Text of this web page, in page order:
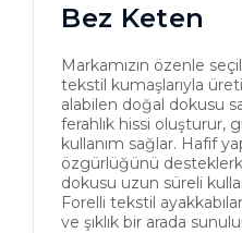
Bez Keten
Markamızın özenle
tekstil kumaşlarıyla
alabilen doğal dokusu
ferahlık hissi oluşturur,
kullanım sağlar. Hafif
özgürlüğünü
dokusu uzun süreli
Forelli tekstil
ve şıklık bir arada